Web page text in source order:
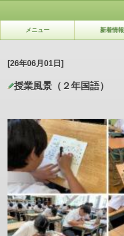
メニュー 新着情報
[26年06月01日]
授業風景（２年国語）